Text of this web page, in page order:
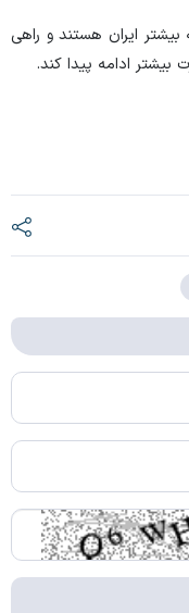
ایران هستند و راهی
ادامه پیدا کند.